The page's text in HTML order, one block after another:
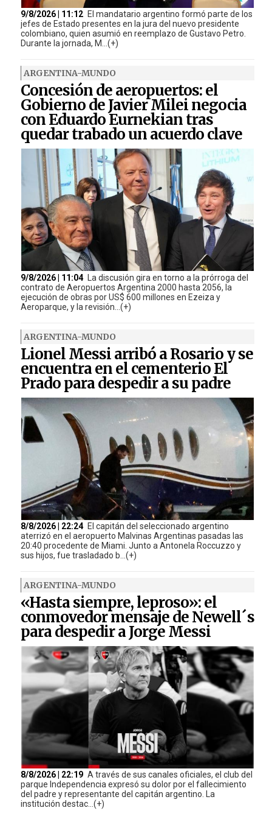
9/8/2026 | 11:12 El mandatario argentino formó parte de los
jefes de Estado presentes en la jura del nuevo presidente
colombiano, quien asumió en reemplazo de Gustavo Petro.
Durante la jornada, M...(+)
ARGENTINA-MUNDO
Concesión de aeropuertos: el
Gobierno de Javier Milei negocia
con Eduardo Eurnekian tras
quedar trabado un acuerdo clave
9/8/2026 | 11:04
La discusión gira en torno a la prórroga del
contrato de Aeropuertos Argentina 2000 hasta 2056, la
ejecución de obras por US$ 600 millones en Ezeiza y
Aeroparque, y la revisión...(+)
ARGENTINA-MUNDO
Lionel Messi arribó a Rosario y se
encuentra en el cementerio El
Prado para despedir a su padre
8/8/2026 | 22:24 El capitán del seleccionado argentino
aterrizó en el aeropuerto Malvinas Argentinas pasadas las
20:40 procedente de Miami. Junto a Antonela Roccuzzo y
sus hijos, fue trasladado b...(+)
ARGENTINA-MUNDO
«Hasta siempre, leproso»: el
conmovedor mensaje de Newell´s
para despedir a Jorge Messi
8/8/2026 | 22:19 A través de sus canales oficiales, el club del
parque Independencia expresó su dolor por el fallecimiento
del padre y representante del capitán argentino. La
institución destac...(+)